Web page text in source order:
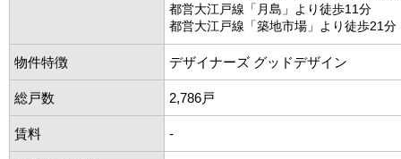
都営大江戸線「月島」より徒歩11分
都営大江戸線「築地市場」より徒歩21分
物件特徴 デザイナーズ グッドデザイン
総戸数 2,786戸
賃料 -